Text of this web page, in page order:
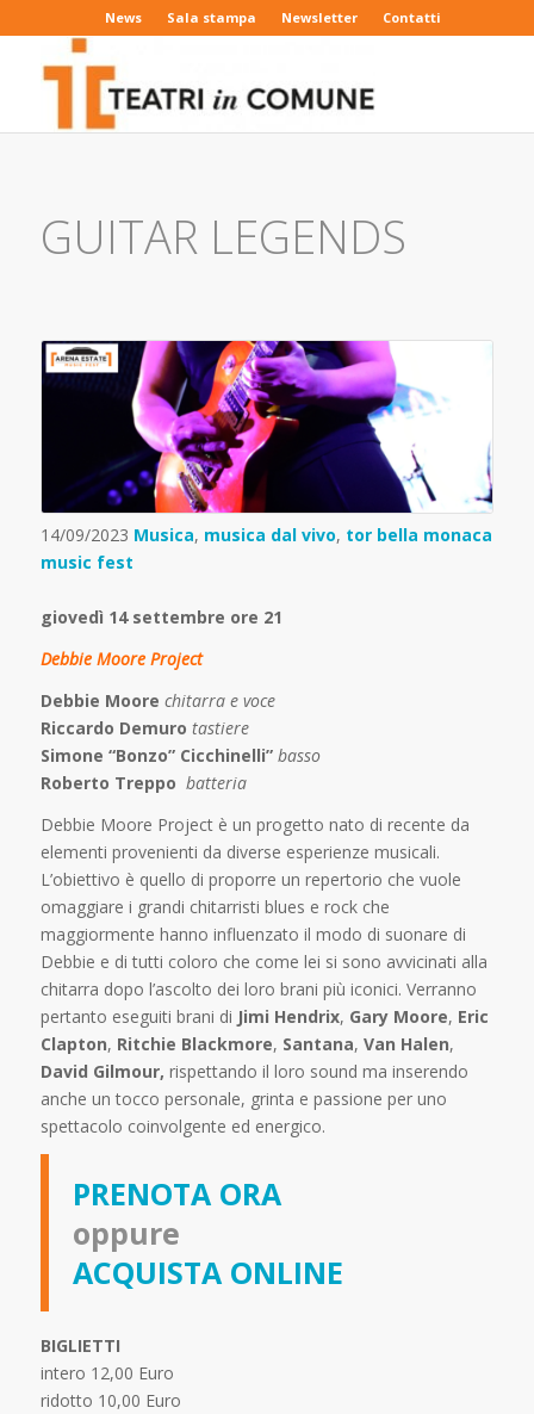
News Sala stampa Newsletter Contatti
GUITAR LEGENDS
14/09/2023 Musica, musica dal vivo, tor bella monaca
music fest
giovedì 14 settembre ore 21
Debbie Moore Project
Debbie Moore chitarra e voce
Riccardo Demuro tastiere
Simone “Bonzo” Cicchinelli” basso
Roberto Treppo batteria
Debbie Moore Project è un progetto nato di recente da
elementi provenienti da diverse esperienze musicali.
L’obiettivo è quello di proporre un repertorio che vuole
omaggiare i grandi chitarristi blues e rock che
maggiormente hanno influenzato il modo di suonare di
Debbie e di tutti coloro che come lei si sono avvicinati alla
chitarra dopo l’ascolto dei loro brani più iconici. Verranno
pertanto eseguiti brani di Jimi Hendrix, Gary Moore, Eric
Clapton, Ritchie Blackmore, Santana, Van Halen,
David Gilmour, rispettando il loro sound ma inserendo
anche un tocco personale, grinta e passione per uno
spettacolo coinvolgente ed energico.
PRENOTA ORA
oppure
ACQUISTA ONLINE
BIGLIETTI
intero 12,00 Euro
ridotto 10,00 Euro